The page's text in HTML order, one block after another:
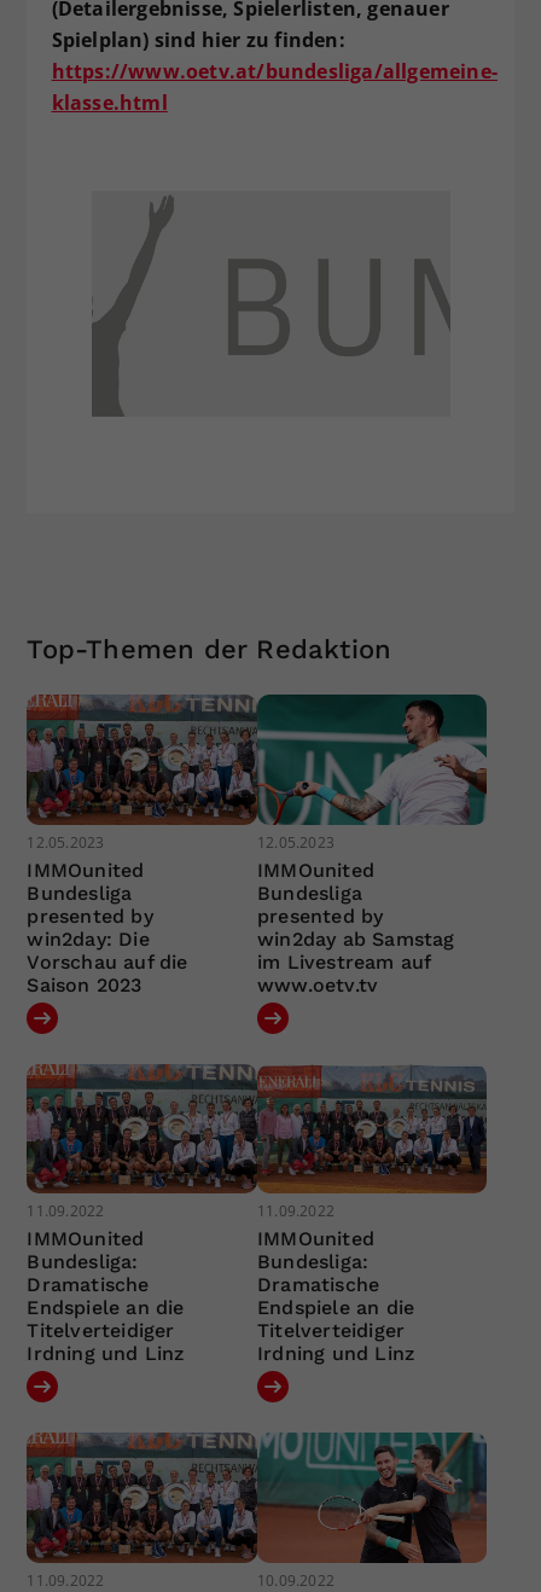
(Detailergebnisse, Spielerlisten, genauer
Spielplan) sind hier zu finden:
https://www.oetv.at/bundesliga/allgemeine-
klasse.html
Top-Themen der Redaktion
12.05.2023
IMMOunited
Bundesliga
presented by
win2day: Die
Vorschau auf die
Saison 2023
12.05.2023
IMMOunited
Bundesliga
presented by
win2day ab Samstag
im Livestream auf
www.oetv.tv
11.09.2022
IMMOunited
Bundesliga:
Dramatische
Endspiele an die
Titelverteidiger
Irdning und Linz
11.09.2022
IMMOunited
Bundesliga:
Dramatische
Endspiele an die
Titelverteidiger
Irdning und Linz
11.09.2022 10.09.2022